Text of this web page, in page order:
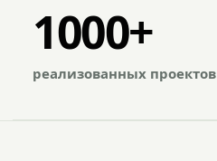
1000+
реализованных проектов